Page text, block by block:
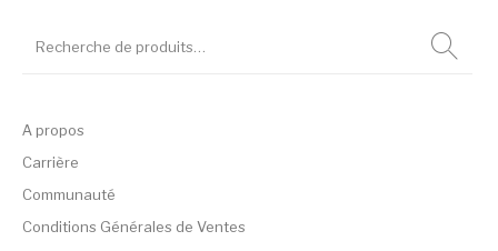
A propos
Carrière
Communauté
Conditions Générales de Ventes